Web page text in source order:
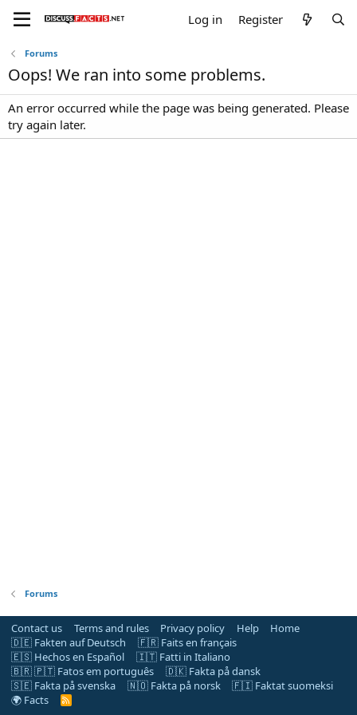
Log in Register
Forums
Oops! We ran into some problems.
An error occurred while the page was being generated. Please
try again later.
Forums
Contact us Terms and rules Privacy policy Help
Home
🇩🇪 Fakten auf Deutsch
🇫🇷 Faits en français
🇪🇸 Hechos en Español
🇮🇹 Fatti in Italiano
🇧🇷 🇵🇹 Fatos em português
🇩🇰 Fakta på dansk
🇸🇪 Fakta på svenska
🇳🇴 Fakta på norsk
🇫🇮 Faktat suomeksi
🌍 Facts
R